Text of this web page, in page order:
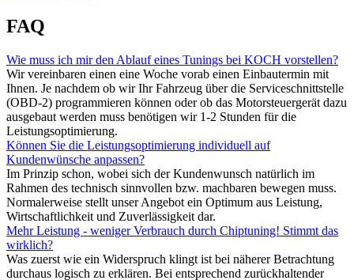
FAQ
Wie muss ich mir den Ablauf eines Tunings bei KOCH vorstellen?
Wir vereinbaren einen eine Woche vorab einen Einbautermin mit
Ihnen. Je nachdem ob wir Ihr Fahrzeug über die Serviceschnittstelle
(OBD-2) programmieren können oder ob das Motorsteuergerät dazu
ausgebaut werden muss benötigen wir 1-2 Stunden für die
Leistungsoptimierung.
Können Sie die Leistungsoptimierung individuell auf
Kundenwünsche anpassen?
Im Prinzip schon, wobei sich der Kundenwunsch natürlich im
Rahmen des technisch sinnvollen bzw. machbaren bewegen muss.
Normalerweise stellt unser Angebot ein Optimum aus Leistung,
Wirtschaftlichkeit und Zuverlässigkeit dar.
Mehr Leistung - weniger Verbrauch durch Chiptuning! Stimmt das
wirklich?
Was zuerst wie ein Widerspruch klingt ist bei näherer Betrachtung
durchaus logisch zu erklären. Bei entsprechend zurückhaltender